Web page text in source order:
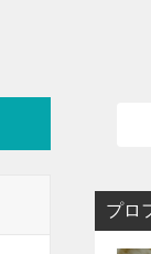
プロ